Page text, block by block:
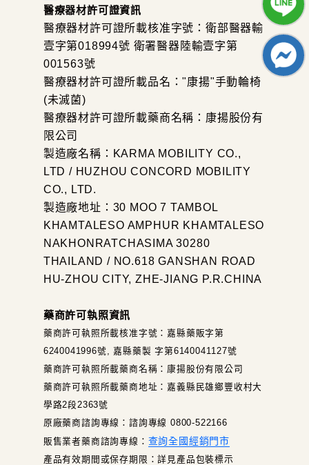
醫療器材許可證資訊
醫療器材許可證所載核准字號：衛部醫器輸
壹字第018994號 衛署醫器陸輸壹字第
001563號
醫療器材許可證所載品名："康揚"手動輪椅
(未滅菌)
醫療器材許可證所載藥商名稱：康揚股份有
限公司
製造廠名稱：KARMA MOBILITY CO.,
LTD / HUZHOU CONCORD MOBILITY
CO., LTD.
製造廠地址：30 MOO 7 TAMBOL
KHAMTALESO AMPHUR KHAMTALESO
NAKHONRATCHASIMA 30280
THAILAND / NO.618 GANSHAN ROAD
HU-ZHOU CITY, ZHE-JIANG P.R.CHINA
藥商許可執照資訊
藥商許可執照所載核准字號：嘉縣藥販字第
6240041996號, 嘉縣藥製 字第6140041127號
藥商許可執照所載藥商名稱：康揚股份有限公司
藥商許可執照所載藥商地址：嘉義縣民雄鄉豐收村大
學路2段2363號
原廠藥商諮詢專線：諮詢專線 0800-522166
販售業者藥商諮詢專線： 查詢全國經銷門市
產品有效期間或保存期限：詳見產品包裝標示